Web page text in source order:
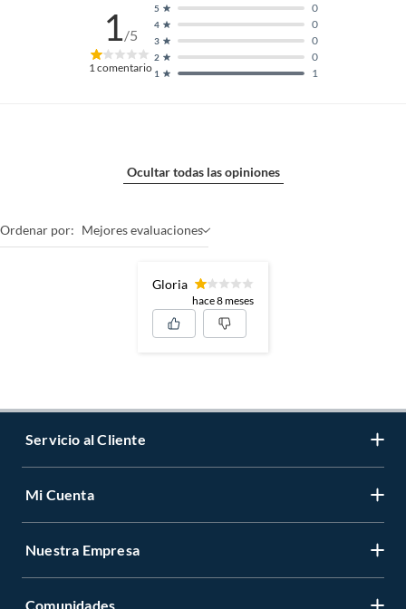
1/5
1comentario 1 1
2 0
3 0
4 0
5 0
Ocultar todas las opiniones
Ordenar por: Mejores evaluaciones
Gloria
hace 8 meses
Servicio al Cliente
Contáctanos
Tiendas y horarios
Mi Cuenta
Registrate
Nuestra Empresa
Sobre Nosotros
Comunidades